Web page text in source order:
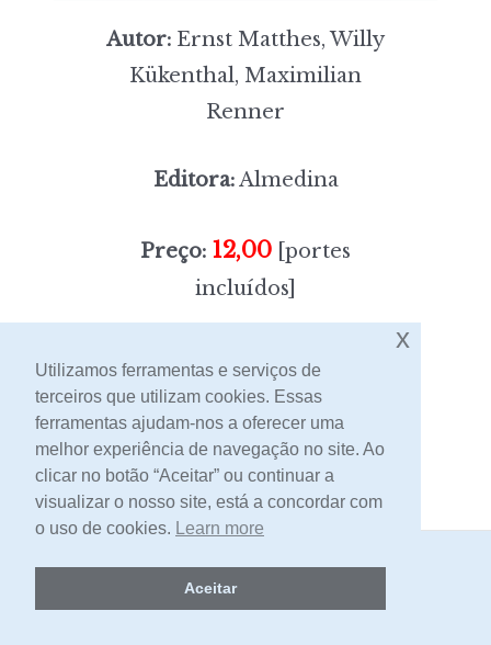
Autor: Ernst Matthes, Willy
Kükenthal, Maximilian
Renner
Editora:Almedina
Preço: 12,00 [portes
incluídos]
Sem stock
Contacto
2026 -Livraria Egrégora
Utilizamos ferramentas e serviços de
terceiros que utilizam cookies. Essas
ferramentas ajudam-nos a oferecer uma
melhor experiência de navegação no site. Ao
clicar no botão “Aceitar” ou continuar a
visualizar o nosso site, está a concordar com
o uso de cookies. Learn more
Aceitar
x